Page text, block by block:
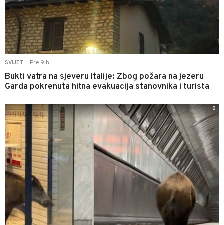
SVIJET Pre 9 h
Bukti vatra na sjeveru Italije: Zbog požara na jezeru
Garda pokrenuta hitna evakuacija stanovnika i turista
0